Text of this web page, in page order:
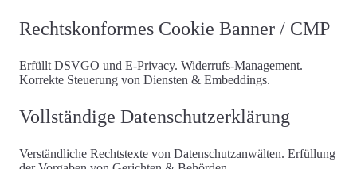
Rechtskonformes Cookie Banner / CMP
Erfüllt DSVGO und E-Privacy. Widerrufs-Management.
Korrekte Steuerung von Diensten & Embeddings.
Vollständige Datenschutzerklärung
Verständliche Rechtstexte von Datenschutzanwälten. Erfüllung